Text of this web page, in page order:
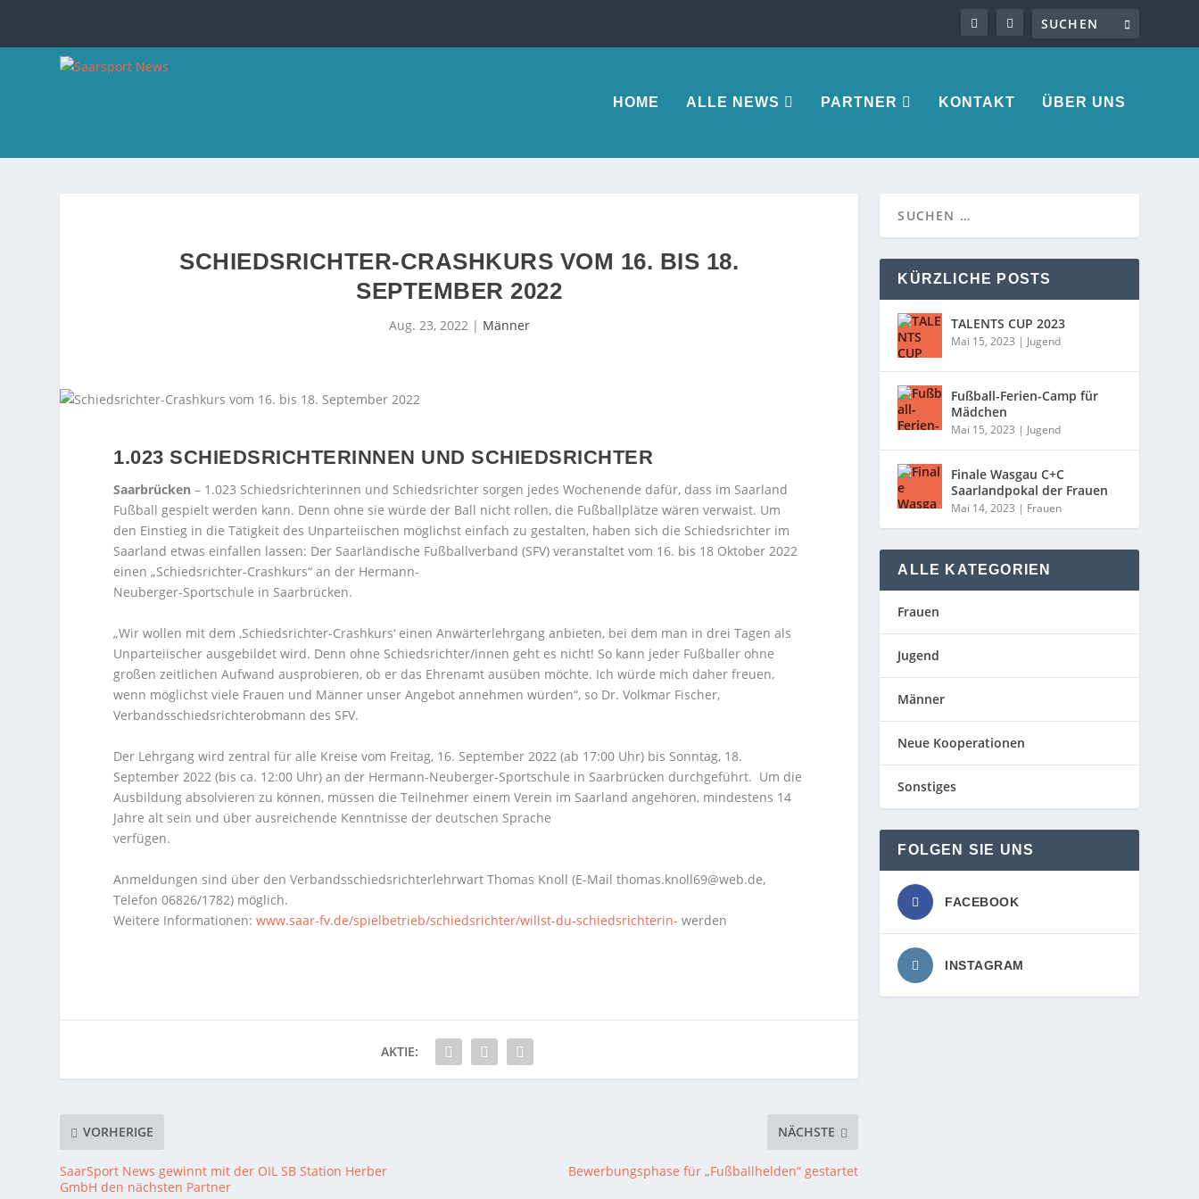
HOME ALLE NEWS PARTNER KONTAKT ÜBER UNS
SCHIEDSRICHTER-CRASHKURS VOM 16. BIS 18.
SEPTEMBER 2022
Aug. 23, 2022| Männer
1.023 SCHIEDSRICHTERINNEN UND SCHIEDSRICHTER
Saarbrücken – 1.023 Schiedsrichterinnen und Schiedsrichter sorgen jedes Wochenende dafür, dass im Saarland
Fußball gespielt werden kann. Denn ohne sie würde der Ball nicht rollen, die Fußballplätze wären verwaist. Um
den Einstieg in die Tätigkeit des Unparteiischen möglichst einfach zu gestalten, haben sich die Schiedsrichter im
Saarland etwas einfallen lassen: Der Saarländische Fußballverband (SFV) veranstaltet vom 16. bis 18 Oktober 2022
einen „Schiedsrichter-Crashkurs“ an der Hermann-
Neuberger-Sportschule in Saarbrücken.
„Wir wollen mit dem ‚Schiedsrichter-Crashkurs‘ einen Anwärterlehrgang anbieten, bei dem man in drei Tagen als
Unparteiischer ausgebildet wird. Denn ohne Schiedsrichter/innen geht es nicht! So kann jeder Fußballer ohne
großen zeitlichen Aufwand ausprobieren, ob er das Ehrenamt ausüben möchte. Ich würde mich daher freuen,
wenn möglichst viele Frauen und Männer unser Angebot annehmen würden“, so Dr. Volkmar Fischer,
Verbandsschiedsrichterobmann des SFV.
Der Lehrgang wird zentral für alle Kreise vom Freitag, 16. September 2022 (ab 17:00 Uhr) bis Sonntag, 18.
September 2022 (bis ca. 12:00 Uhr) an der Hermann-Neuberger-Sportschule in Saarbrücken durchgeführt. Um die
Ausbildung absolvieren zu können, müssen die Teilnehmer einem Verein im Saarland angehören, mindestens 14
Jahre alt sein und über ausreichende Kenntnisse der deutschen Sprache
verfügen.
Anmeldungen sind über den Verbandsschiedsrichterlehrwart Thomas Knoll (E-Mail thomas.knoll69@web.de,
Telefon 06826/1782) möglich.
Weitere Informationen:www.saar-fv.de/spielbetrieb/schiedsrichter/willst-du-schiedsrichterin- werden
AKTIE:
VORHERIGE
SaarSport News gewinnt mit der OIL SB Station Herber
GmbH den nächsten Partner
NÄCHSTE
Bewerbungsphase für „Fußballhelden“ gestartet
KÜRZLICHE POSTS
TALENTS CUP 2023
Mai 15, 2023 | Jugend
Fußball-Ferien-Camp für
Mädchen
Mai 15, 2023 | Jugend
Finale Wasgau C+C
Saarlandpokal der Frauen
Mai 14, 2023 | Frauen
ALLE KATEGORIEN
Frauen
Jugend
Männer
Neue Kooperationen
Sonstiges
FOLGEN SIE UNS
FACEBOOK
INSTAGRAM